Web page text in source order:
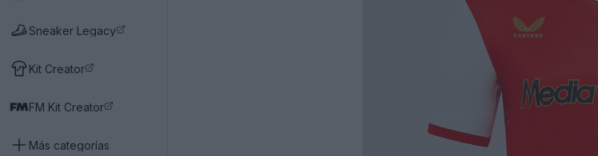
Sneaker Legacy
Kit Creator
FM Kit Creator
Más categorías